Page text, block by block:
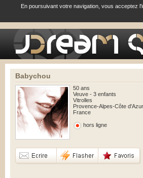
En poursuivant votre navigation, vous acceptez
Babychou
50 ans
Veuve - 3 enfants
Vitrolles
Provence-Alpes-Côte d'Azur
France
hors ligne